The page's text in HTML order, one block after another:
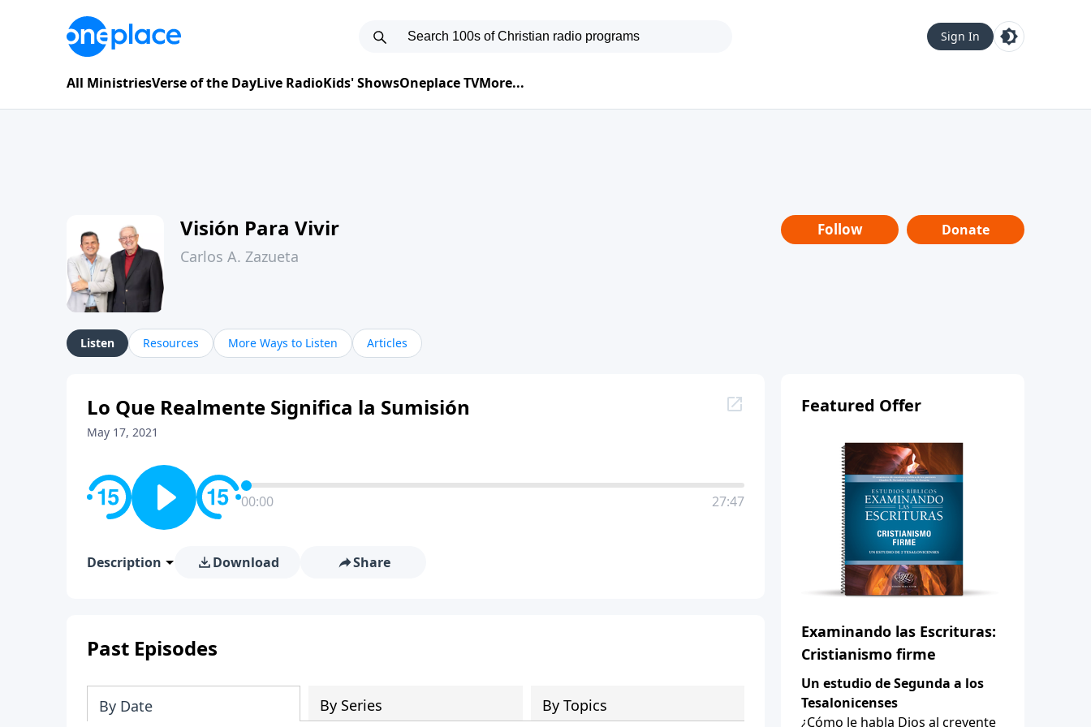
Sign In
All MinistriesVerse of the DayLive RadioKids' ShowsOneplace TVMore...
Visión Para Vivir
Carlos A. Zazueta
Follow Donate
Listen Resources More Ways to Listen Articles
Lo Que Realmente Significa la Sumisión
May 17, 2021
00:00 27:47
Description Download Share
Past Episodes
By Date By Series By Topics
Featured Offer
Examinando las Escrituras:
Cristianismo firme
Un estudio de Segunda a los
Tesalonicenses
¿Cómo le habla Dios al creyente